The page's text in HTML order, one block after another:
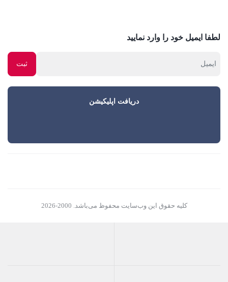
لطفا ایمیل خود را وارد نمایید
دریافت اپلیکیشن
کلیه حقوق این وب‌سایت محفوظ می‌باشد. 2000-2026